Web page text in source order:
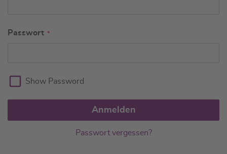
Passwort
Show Password
Anmelden
Passwort vergessen?